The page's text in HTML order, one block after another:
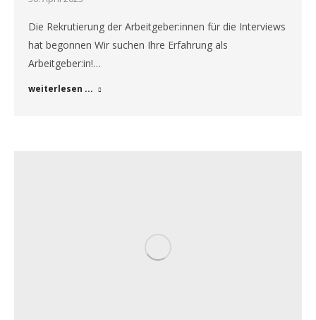
Die Rekrutierung der Arbeitgeber:innen für die Interviews
hat begonnen Wir suchen Ihre Erfahrung als
Arbeitgeber:in!…
weiterlesen ...